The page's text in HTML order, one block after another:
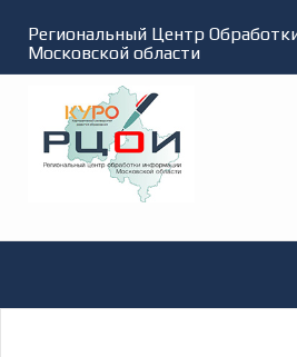
Региональный Центр
Московской области